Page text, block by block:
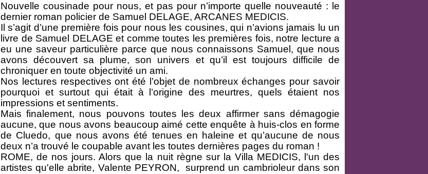
Nouvelle cousinade pour nous, et pas pour n’importe quelle nouveauté : le
dernier roman policier de Samuel DELAGE, ARCANES MEDICIS.
Il s’agit d’une première fois pour nous les cousines, qui n’avions jamais lu un
livre de Samuel DELAGE et comme toutes les premières fois, notre lecture a
eu une saveur particulière parce que nous connaissons Samuel, que nous
avons découvert sa plume, son univers et qu’il est toujours difficile de
chroniquer en toute objectivité un ami.
Nos lectures respectives ont été l’objet de nombreux échanges pour savoir
pourquoi et surtout qui était à l’origine des meurtres, quels étaient nos
impressions et sentiments.
Mais finalement, nous pouvons toutes les deux affirmer sans démagogie
aucune, que nous avons beaucoup aimé cette enquête à huis-clos en forme
de Cluedo, que nous avons été tenues en haleine et qu’aucune de nous
deux n’a trouvé le coupable avant les toutes dernières pages du roman !
ROME, de nos jours. Alors que la nuit règne sur la Villa MEDICIS, l'un des
artistes qu'elle abrite, Valente PEYRON, surprend un cambrioleur dans son